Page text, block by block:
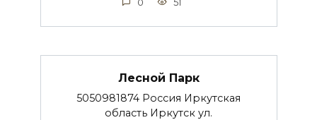
0 51
Лесной Парк
5050981874 Россия Иркутская
область Иркутск ул.